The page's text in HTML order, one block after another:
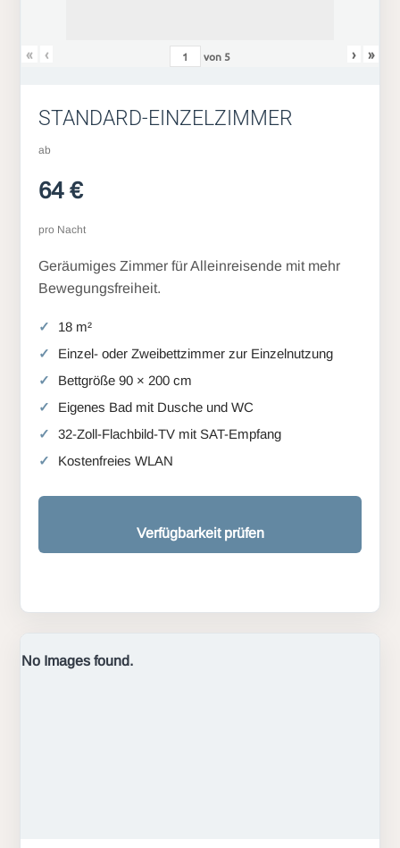
« ‹ von 5 › »
STANDARD-EINZELZIMMER
ab
64 €
pro Nacht
Geräumiges Zimmer für Alleinreisende mit mehr
Bewegungsfreiheit.
18 m²
Einzel- oder Zweibettzimmer zur Einzelnutzung
Bettgröße 90 × 200 cm
Eigenes Bad mit Dusche und WC
32-Zoll-Flachbild-TV mit SAT-Empfang
Kostenfreies WLAN
Verfügbarkeit prüfen
No Images found.